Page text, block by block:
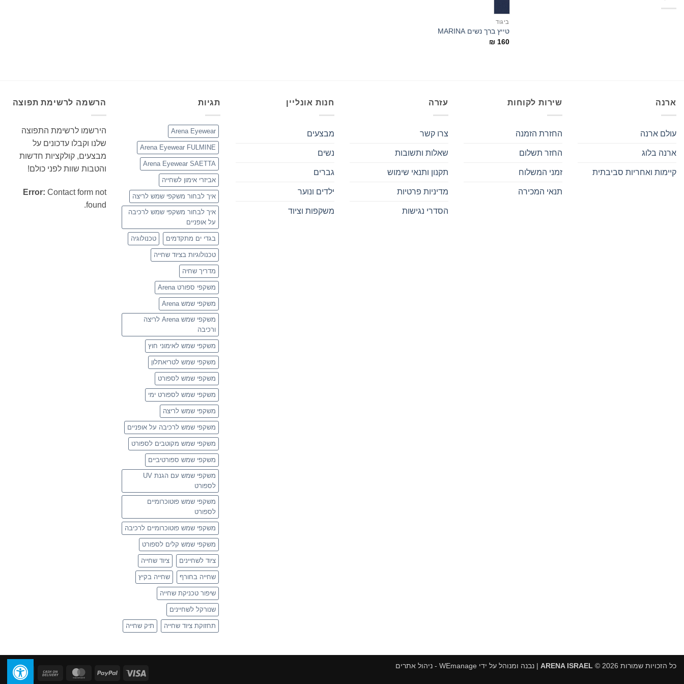
ביגוד
טייץ ברך נשים MARINA
₪ 160
ארנה
עולם ארנה
ארנה בלוג
קיימות ואחריות סביבתית
שירות לקוחות
החזרת הזמנה
החזר תשלום
זמני המשלוח
תנאי המכירה
עזרה
צרו קשר
שאלות ותשובות
תקנון ותנאי שימוש
מדיניות פרטיות
הסדרי נגישות
חנות אונליין
מבצעים
נשים
גברים
ילדים ונוער
משקפות וציוד
תגיות
Arena Eyewear
Arena Eyewear FULMINE
Arena Eyewear SAETTA
אביזרי אימון לשחייה
איך לבחור משקפי שמש לריצה
איך לבחור משקפי שמש לרכיבה
על אופניים
בגדי ים מתקדמים טכנולוגיה
טכנולוגיות בציוד שחייה
מדריך שחיה
משקפי ספורט Arena
משקפי שמש Arena
משקפי שמש Arena לריצה
ורכיבה
משקפי שמש לאימוני חוץ
משקפי שמש לטריאתלון
משקפי שמש לספורט
משקפי שמש לספורט ימי
משקפי שמש לריצה
משקפי שמש לרכיבה על אופניים
משקפי שמש מקוטבים לספורט
משקפי שמש ספורטיביים
משקפי שמש עם הגנת UV
לספורט
משקפי שמש פוטוכרומיים
לספורט
משקפי שמש פוטוכרומיים לרכיבה
משקפי שמש קלים לספורט
ציוד לשחיינים ציוד שחייה
שחייה בחורף שחייה בקיץ
שיפור טכניקת שחייה
שנורקל לשחיינים
תחזוקת ציוד שחייה תיק שחייה
הרשמה לרשימת תפוצה
הירשמו לרשימת התפוצה
שלנו וקבלו עדכונים על
מבצעים, קולקציות חדשות
והטבות שוות לפני כולם!
Error: Contact form not
found.
Visa
PayPal
MasterCard
Cash
כל הזכויות שמורות 2026 © ARENA ISRAEL | נבנה ומנוהל על ידי WEmanage - ניהול אתרים